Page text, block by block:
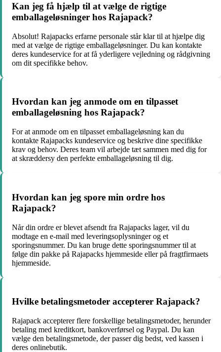
Kan jeg få hjælp til at vælge de rigtige
emballageløsninger hos Rajapack?
Absolut! Rajapacks erfarne personale står klar til at hjælpe dig
med at vælge de rigtige emballageløsninger. Du kan kontakte
deres kundeservice for at få yderligere vejledning og rådgivning
om dit specifikke behov.
Hvordan kan jeg anmode om en tilpasset
emballageløsning hos Rajapack?
For at anmode om en tilpasset emballageløsning kan du
kontakte Rajapacks kundeservice og beskrive dine specifikke
krav og behov. Deres team vil arbejde tæt sammen med dig for
at skræddersy den perfekte emballageløsning til dig.
Hvordan kan jeg spore min ordre hos
Rajapack?
Når din ordre er blevet afsendt fra Rajapacks lager, vil du
modtage en e-mail med leveringsoplysninger og et
sporingsnummer. Du kan bruge dette sporingsnummer til at
følge din pakke på Rajapacks hjemmeside eller på fragtfirmaets
hjemmeside.
Hvilke betalingsmetoder accepterer Rajapack?
Rajapack accepterer flere forskellige betalingsmetoder, herunder
betaling med kreditkort, bankoverførsel og Paypal. Du kan
vælge den betalingsmetode, der passer dig bedst, ved kassen i
deres onlinebutik.